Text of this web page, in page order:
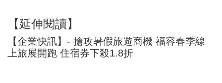
【延伸閱讀】
【企業快訊】- 搶攻暑假旅遊商機 福容春季線
上旅展開跑 住宿券下殺1.8折